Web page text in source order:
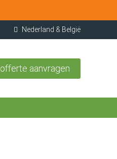
Nederland & België
offerte aanvragen